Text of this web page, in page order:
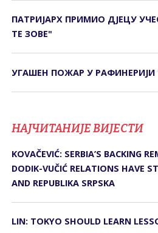
ПАТРИЈАРХ ПРИМИО ДЈЕЦУ
ТЕ ЗОВЕ"
УГАШЕН ПОЖАР У РАФИНЕРИЈИ
НАЈЧИТАНИЈЕ ВИЈЕСТИ
KOVAČEVIĆ: SERBIA’S BACKING
DODIK-VUČIĆ RELATIONS HAVE
AND REPUBLIKA SRPSKA
LIN: TOKYO SHOULD LEARN